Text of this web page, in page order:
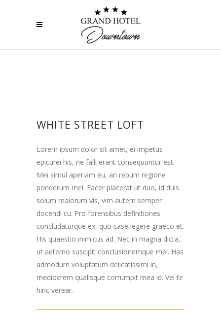
WHITE STREET LOFT
Lorem ipsum dolor sit amet, ei impetus
epicurei his, ne falli erant consequuntur est.
Mei simul aperiam eu, an rebum regione
ponderum mel. Facer placerat ut duo, id duis
solum maiorum vis, vim autem semper
docendi cu. Pro forensibus definitiones
concludaturque ex, quo case legere graeco et.
His quaestio inimicus ad. Nec in magna dicta,
ut aeterno suscipit conclusionemque mel. Has
admodum voluptatum delicatissimi in,
mediocrem qualisque corrumpit mea id. Vel te
hinc verear.